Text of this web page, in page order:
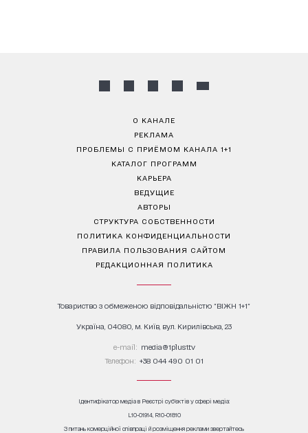
О КАНАЛЕ
РЕКЛАМА
ПРОБЛЕМЫ С ПРИЁМОМ КАНАЛА 1+1
КАТАЛОГ ПРОГРАММ
КАРЬЕРА
ВЕДУЩИЕ
АВТОРЫ
СТРУКТУРА СОБСТВЕННОСТИ
ПОЛИТИКА КОНФИДЕНЦИАЛЬНОСТИ
ПРАВИЛА ПОЛЬЗОВАНИЯ САЙТОМ
РЕДАКЦИОННАЯ ПОЛИТИКА
Товариство з обмеженою відповідальністю "ВІЖН 1+1"
Україна, 04080, м. Київ, вул. Кирилівська, 23
е-mail: media@1plus1.tv
Телефон: +38 044 490 01 01
Ідентифікатор медіа в Реєстрі суб’єктів у сфері медіа:
L10-01914, R10-01810
З питань комерційної співпраці й розміщення реклами звертайтесь